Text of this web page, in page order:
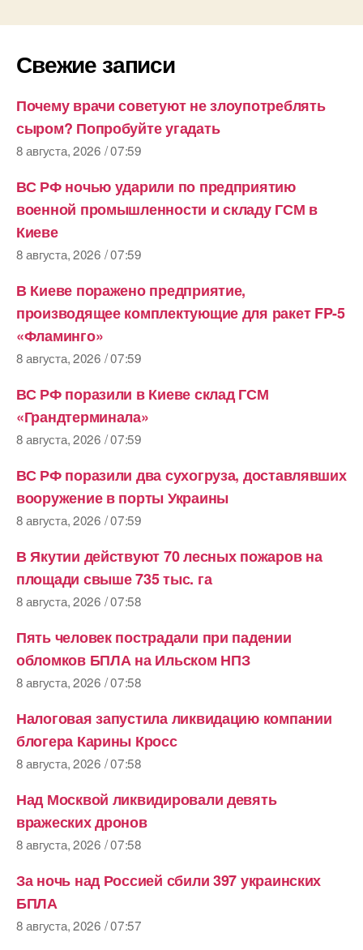
Свежие записи
Почему врачи советуют не злоупотреблять
сыром? Попробуйте угадать
8 августа, 2026 / 07:59
ВС РФ ночью ударили по предприятию
военной промышленности и складу ГСМ в
Киеве
8 августа, 2026 / 07:59
В Киеве поражено предприятие,
производящее комплектующие для ракет FP-5
«Фламинго»
8 августа, 2026 / 07:59
ВС РФ поразили в Киеве склад ГСМ
«Грандтерминала»
8 августа, 2026 / 07:59
ВС РФ поразили два сухогруза, доставлявших
вооружение в порты Украины
8 августа, 2026 / 07:59
В Якутии действуют 70 лесных пожаров на
площади свыше 735 тыс. га
8 августа, 2026 / 07:58
Пять человек пострадали при падении
обломков БПЛА на Ильском НПЗ
8 августа, 2026 / 07:58
Налоговая запустила ликвидацию компании
блогера Карины Кросс
8 августа, 2026 / 07:58
Над Москвой ликвидировали девять
вражеских дронов
8 августа, 2026 / 07:58
За ночь над Россией сбили 397 украинских
БПЛА
8 августа, 2026 / 07:57